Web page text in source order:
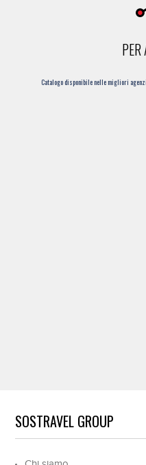
PER
Catalogo disponibile nelle migliori
SOSTRAVEL GROUP